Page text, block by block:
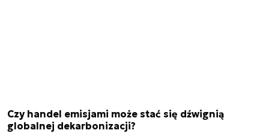
Czy handel emisjami może stać się dźwignią
globalnej dekarbonizacji?